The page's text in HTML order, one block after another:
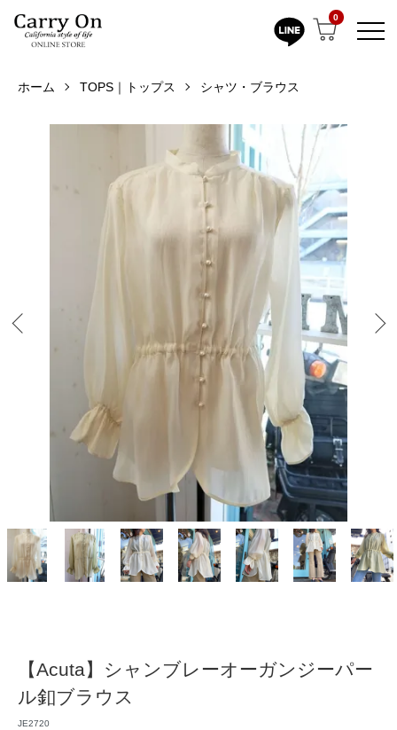
0
ホーム TOPS｜トップス シャツ・ブラウス
【Acuta】シャンブレーオーガンジーパー
ル釦ブラウス
JE2720